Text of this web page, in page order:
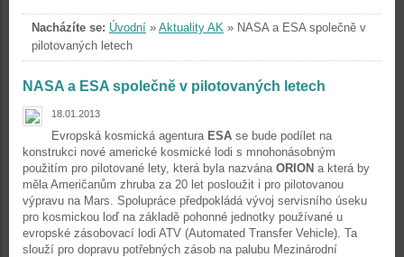
Nacházíte se: Úvodní » Aktuality AK » NASA a ESA společně v
pilotovaných letech
NASA a ESA společně v pilotovaných letech
18.01.2013
Evropská kosmická agentura ESA se bude podílet na
konstrukci nové americké kosmické lodi s mnohonásobným
použitím pro pilotované lety, která byla nazvána ORION a která by
měla Američanům zhruba za 20 let posloužit i pro pilotovanou
výpravu na Mars. Spolupráce předpokládá vývoj servisního úseku
pro kosmickou loď na základě pohonné jednotky používané u
evropské zásobovací lodi ATV (Automated Transfer Vehicle). Ta
slouží pro dopravu potřebných zásob na palubu Mezinárodní